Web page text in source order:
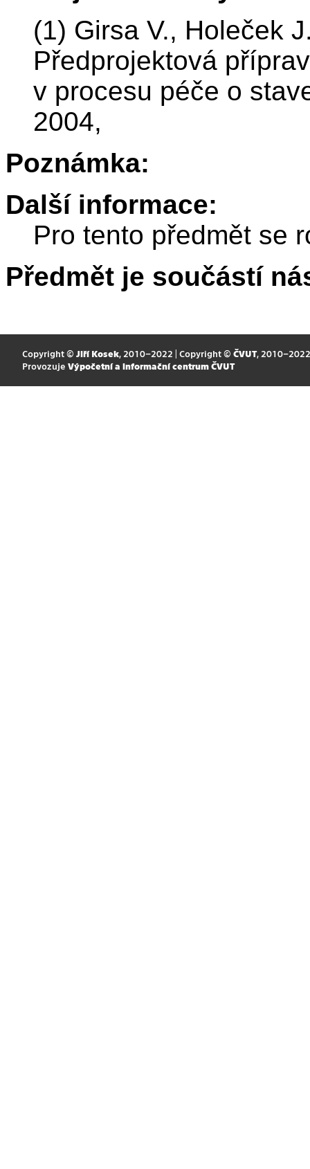
(1) Girsa V., Holeček
Předprojektová
v procesu péče o
2004,
Poznámka:
Další informace:
Pro tento předmět se
Předmět je součástí
Copyright © Jiří Kosek, 2010–2022 | Copyright © ČVUT, 2010–2022
Provozuje Výpočetní a informační centrum ČVUT